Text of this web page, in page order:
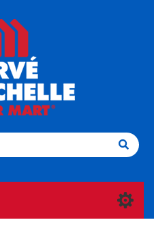
CONNEXION